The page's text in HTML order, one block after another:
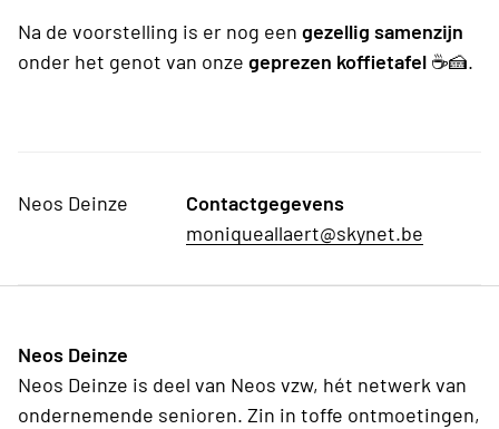
Na de voorstelling is er nog een gezellig samenzijn
onder het genot van onze geprezen koffietafel ☕🍰.
Neos Deinze
Contactgegevens
moniqueallaert@skynet.be
Neos Deinze
Neos Deinze is deel van Neos vzw, hét netwerk van
ondernemende senioren. Zin in toffe ontmoetingen,